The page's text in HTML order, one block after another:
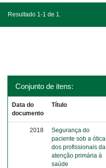
Resultado 1-1 de 1.
Conjunto de itens:
Data do
documento
Título
2018
Segurança do
paciente sob a ótica
dos profissionais da
atenção primária à
saúde